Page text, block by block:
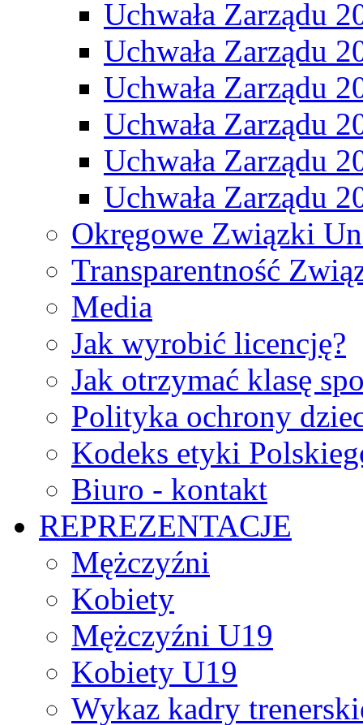
Uchwała Zarządu
Uchwała Zarządu
Uchwała Zarządu
Uchwała Zarządu
Uchwała Zarządu
Uchwała Zarządu
Okręgowe Związki
Transparentność
Media
Jak wyrobić licencję?
Jak otrzymać klasę
Polityka ochrony
Kodeks etyki
Biuro - kontakt
REPREZENTACJE
Mężczyźni
Kobiety
Mężczyźni U19
Kobiety U19
Wykaz kadry